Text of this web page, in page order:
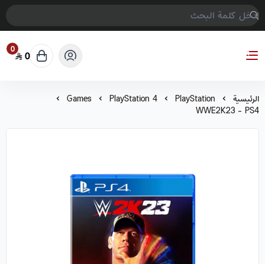
COMPTER GAMES
0 0
الرئيسية PlayStation
PlayStation 4
Games
WWE2K23 - PS4